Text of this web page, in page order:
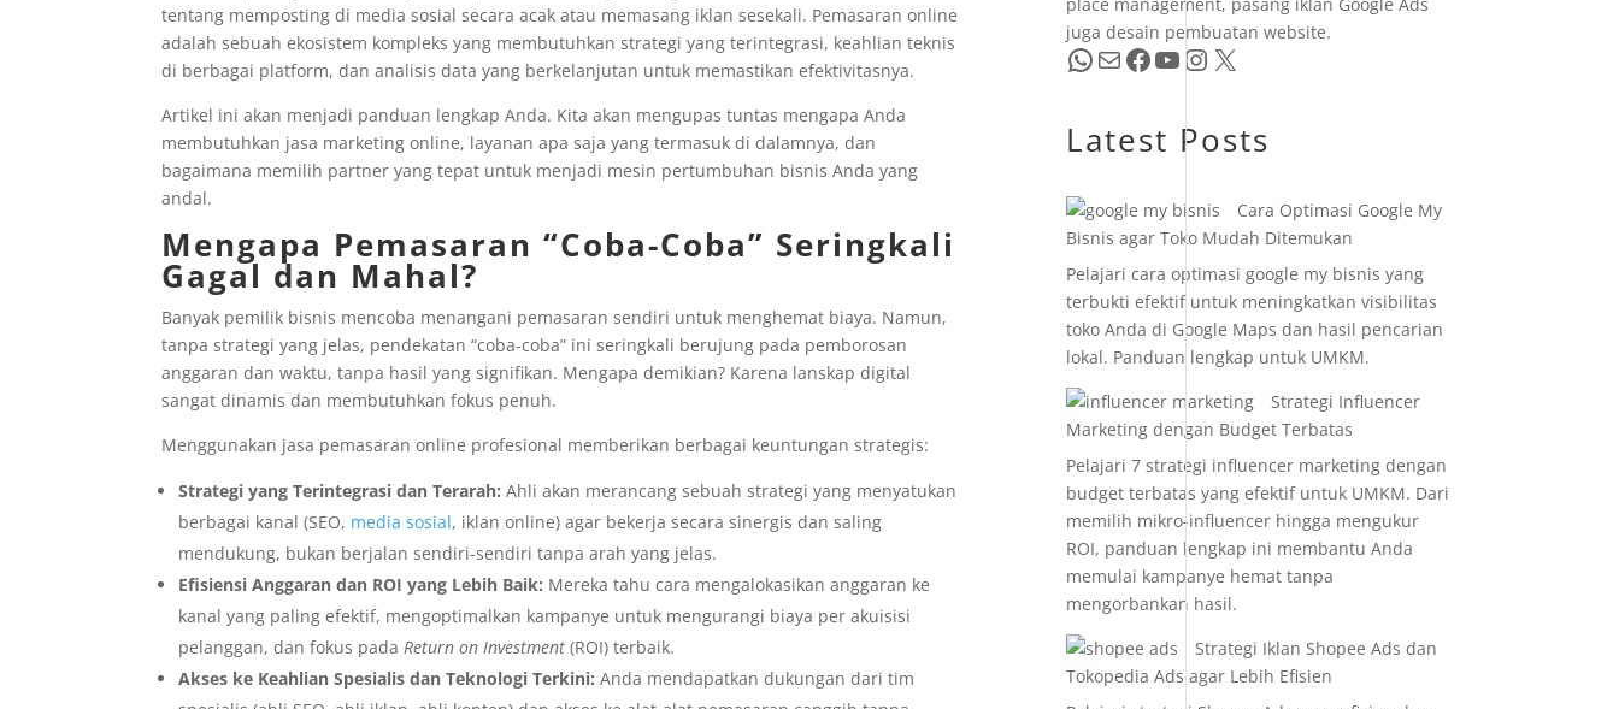
tentang memposting di media sosial secara acak atau memasang iklan sesekali. Pemasaran online
adalah sebuah ekosistem kompleks yang membutuhkan strategi yang terintegrasi, keahlian teknis
di berbagai platform, dan analisis data yang berkelanjutan untuk memastikan efektivitasnya.
Artikel ini akan menjadi panduan lengkap Anda. Kita akan mengupas tuntas mengapa Anda
membutuhkan jasa marketing online, layanan apa saja yang termasuk di dalamnya, dan
bagaimana memilih partner yang tepat untuk menjadi mesin pertumbuhan bisnis Anda yang
andal.
Mengapa Pemasaran “Coba-Coba” Seringkali
Gagal dan Mahal?
Banyak pemilik bisnis mencoba menangani pemasaran sendiri untuk menghemat biaya. Namun,
tanpa strategi yang jelas, pendekatan “coba-coba” ini seringkali berujung pada pemborosan
anggaran dan waktu, tanpa hasil yang signifikan. Mengapa demikian? Karena lanskap digital
sangat dinamis dan membutuhkan fokus penuh.
Menggunakan jasa pemasaran online profesional memberikan berbagai keuntungan strategis:
Strategi yang Terintegrasi dan Terarah: Ahli akan merancang sebuah strategi yang menyatukan
berbagai kanal (SEO, media sosial, iklan online) agar bekerja secara sinergis dan saling
mendukung, bukan berjalan sendiri-sendiri tanpa arah yang jelas.
Efisiensi Anggaran dan ROI yang Lebih Baik: Mereka tahu cara mengalokasikan anggaran ke
kanal yang paling efektif, mengoptimalkan kampanye untuk mengurangi biaya per akuisisi
pelanggan, dan fokus padaReturn on Investment (ROI) terbaik.
Akses ke Keahlian Spesialis dan Teknologi Terkini: Anda mendapatkan dukungan dari tim
juga desain pembuatan website.
WhatsApp Mail Facebook YouTube InstagramX
Latest Posts
Cara Optimasi Google My
Bisnis agar Toko Mudah Ditemukan
Pelajari cara optimasi google my bisnis yang
terbukti efektif untuk meningkatkan visibilitas
toko Anda di Google Maps dan hasil pencarian
lokal. Panduan lengkap untuk UMKM.
Strategi Influencer
Marketing dengan Budget Terbatas
Pelajari 7 strategi influencer marketing dengan
budget terbatas yang efektif untuk UMKM. Dari
memilih mikro-influencer hingga mengukur
ROI, panduan lengkap ini membantu Anda
memulai kampanye hemat tanpa
mengorbankan hasil.
Strategi Iklan Shopee Ads dan
Tokopedia Ads agar Lebih Efisien